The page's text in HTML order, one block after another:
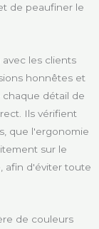
de peaufiner le
les clients
honnêtes et
chaque détail de
Ils vérifient
que l'ergonomie
sur le
afin d'éviter toute
de couleurs